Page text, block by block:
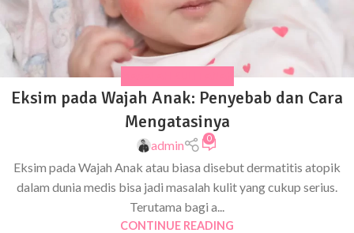
MASALAH KULIT ANAK
Eksim pada Wajah Anak: Penyebab dan Cara
Mengatasinya
admin 0
Eksim pada Wajah Anak atau biasa disebut dermatitis atopik
dalam dunia medis bisa jadi masalah kulit yang cukup serius.
Terutama bagi a...
CONTINUE READING